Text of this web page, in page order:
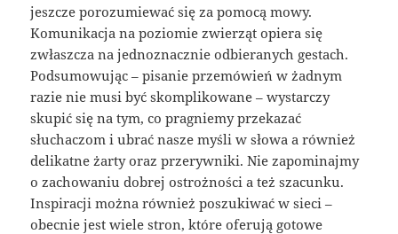
jeszcze porozumiewać się za pomocą mowy.
Komunikacja na poziomie zwierząt opiera się
zwłaszcza na jednoznacznie odbieranych gestach.
Podsumowując – pisanie przemówień w żadnym
razie nie musi być skomplikowane – wystarczy
skupić się na tym, co pragniemy przekazać
słuchaczom i ubrać nasze myśli w słowa a również
delikatne żarty oraz przerywniki. Nie zapominajmy
o zachowaniu dobrej ostrożności a też szacunku.
Inspiracji można również poszukiwać w sieci –
obecnie jest wiele stron, które oferują gotowe